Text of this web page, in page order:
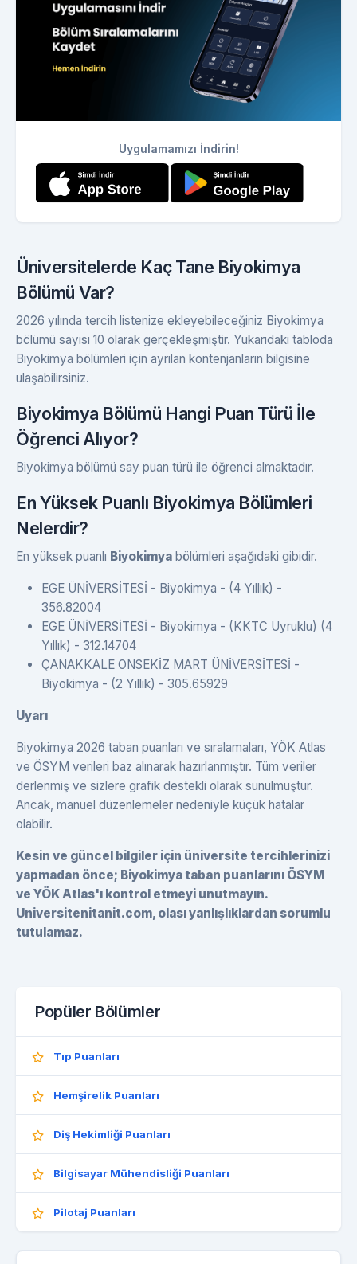
Uygulamamızı İndirin!
Üniversitelerde Kaç Tane Biyokimya
Bölümü Var?
2026 yılında tercih listenize ekleyebileceğiniz Biyokimya
bölümü sayısı 10 olarak gerçekleşmiştir. Yukarıdaki tabloda
Biyokimya bölümleri için ayrılan kontenjanların bilgisine
ulaşabilirsiniz.
Biyokimya Bölümü Hangi Puan Türü İle
Öğrenci Alıyor?
Biyokimya bölümü say puan türü ile öğrenci almaktadır.
En Yüksek Puanlı Biyokimya Bölümleri
Nelerdir?
En yüksek puanlı Biyokimya bölümleri aşağıdaki gibidir.
EGE ÜNİVERSİTESİ - Biyokimya - (4 Yıllık) -
356.82004
EGE ÜNİVERSİTESİ - Biyokimya - (KKTC Uyruklu) (4
Yıllık) - 312.14704
ÇANAKKALE ONSEKİZ MART ÜNİVERSİTESİ -
Biyokimya - (2 Yıllık) - 305.65929
Uyarı
Biyokimya 2026 taban puanları ve sıralamaları, YÖK Atlas
ve ÖSYM verileri baz alınarak hazırlanmıştır. Tüm veriler
derlenmiş ve sizlere grafik destekli olarak sunulmuştur.
Ancak, manuel düzenlemeler nedeniyle küçük hatalar
olabilir.
Kesin ve güncel bilgiler için üniversite tercihlerinizi
yapmadan önce; Biyokimya taban puanlarını ÖSYM
ve YÖK Atlas'ı kontrol etmeyi unutmayın.
Universitenitanit.com, olası yanlışlıklardan sorumlu
tutulamaz.
Popüler Bölümler
Tıp Puanları
Hemşirelik Puanları
Diş Hekimliği Puanları
Bilgisayar Mühendisliği Puanları
Pilotaj Puanları